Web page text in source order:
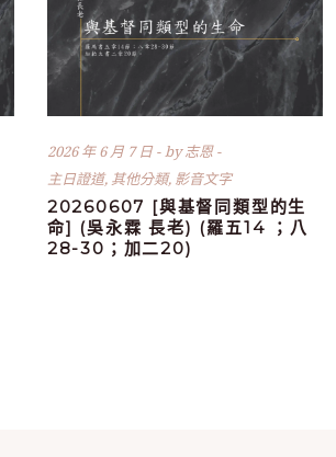
2026 年 6 月 7 日 by志恩
主日證道, 其他分類, 影音文字
20260607 [與基督同類型的生
命] (吳永霖 長老) (羅五14 ；八
28-30；加二20)